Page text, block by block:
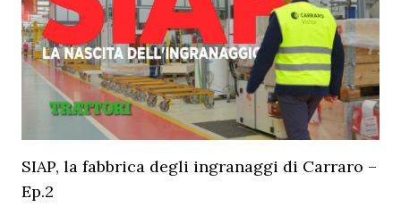
SIAP, la fabbrica degli ingranaggi di Carraro –
Ep.2